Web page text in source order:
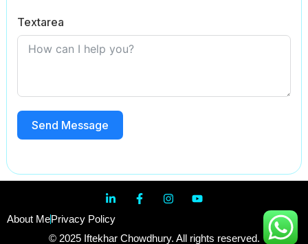
Textarea
Send Message
© 2025 Iftekhar Chowdhury. All rights reserved.
About MePrivacy Policy